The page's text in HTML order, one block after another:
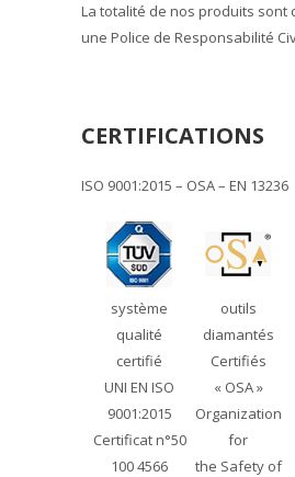
La totalité de nos produits sont
une Police de Responsabilité
CERTIFICATIONS
ISO 9001:2015 – OSA – EN 13236
système
qualité
certifié
UNI EN ISO
9001:2015
Certificat n°50
100 4566
outils
diamantés
Certifiés
« OSA »
Organization
for
the Safety of